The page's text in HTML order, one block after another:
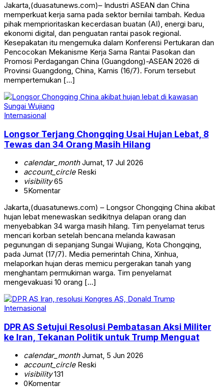
Jakarta,(duasatunews.com)– Industri ASEAN dan China
memperkuat kerja sama pada sektor bernilai tambah. Kedua
pihak memprioritaskan kecerdasan buatan (AI), energi baru,
ekonomi digital, dan penguatan rantai pasok regional.
Kesepakatan itu mengemuka dalam Konferensi Pertukaran dan
Pencocokan Mekanisme Kerja Sama Rantai Pasokan dan
Promosi Perdagangan China (Guangdong)-ASEAN 2026 di
Provinsi Guangdong, China, Kamis (16/7). Forum tersebut
mempertemukan […]
Internasional
Longsor Terjang Chongqing Usai Hujan Lebat, 8
Tewas dan 34 Orang Masih Hilang
calendar_monthJumat, 17 Jul 2026
account_circleReski
visibility65
5Komentar
Jakarta,(duasatunews.com) – Longsor Chongqing China akibat
hujan lebat menewaskan sedikitnya delapan orang dan
menyebabkan 34 warga masih hilang. Tim penyelamat terus
mencari korban setelah bencana melanda kawasan
pegunungan di sepanjang Sungai Wujiang, Kota Chongqing,
pada Jumat (17/7). Media pemerintah China, Xinhua,
melaporkan hujan deras memicu pergerakan tanah yang
menghantam permukiman warga. Tim penyelamat
mengevakuasi 10 orang […]
Internasional
DPR AS Setujui Resolusi Pembatasan Aksi Militer
ke Iran, Tekanan Politik untuk Trump Menguat
calendar_monthJumat, 5 Jun 2026
account_circleReski
visibility131
0Komentar